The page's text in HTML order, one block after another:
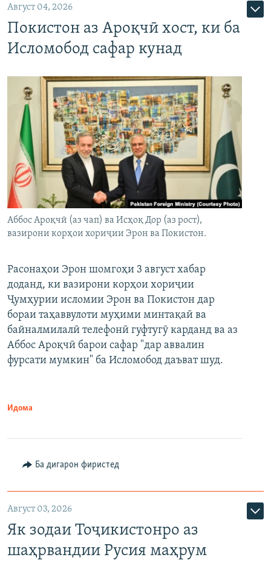
Август 04, 2026
Покистон аз Ароқчӣ хост, ки ба
Исломобод сафар кунад
Аббос Ароқчӣ (аз чап) ва Исҳоқ Дор (аз рост),
вазирони корҳои хориҷии Эрон ва Покистон.
Расонаҳои Эрон шомгоҳи 3 август хабар
доданд, ки вазирони корҳои хориҷии
Ҷумҳурии исломии Эрон ва Покистон дар
бораи таҳаввулоти муҳими минтақаӣ ва
байналмилалӣ телефонӣ гуфтугӯ карданд ва аз
Аббос Ароқчӣ барои сафар "дар аввалин
фурсати мумкин" ба Исломобод даъват шуд.
Идома
Ба дигарон фиристед
Август 03, 2026
Як зодаи Тоҷикистонро аз
шаҳрвандии Русия маҳрум